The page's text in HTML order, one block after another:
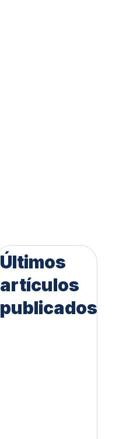
Últimos
artículos
publicados